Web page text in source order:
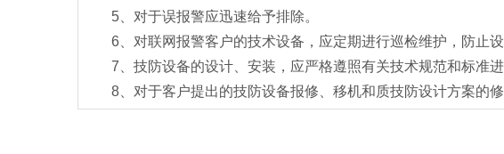
5、对于误报警应迅速给予排除。
6、对联网报警客户的技术设备，应定期进行巡检维护，防止设
7、技防设备的设计、安装，应严格遵照有关技术规范和标准进
8、对于客户提出的技防设备报修、移机和质技防设计方案的修